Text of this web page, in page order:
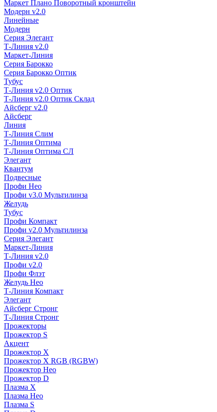
Маркет Плано Поворотный кронштейн
Модерн v2.0
Линейные
Модерн
Серия Элегант
Т-Линия v2.0
Маркет-Линия
Серия Барокко
Серия Барокко Оптик
Тубус
Т-Линия v2.0 Оптик
Т-Линия v2.0 Оптик Склад
Айсберг v2.0
Айсберг
Линия
Т-Линия Слим
Т-Линия Оптима
Т-Линия Оптима СЛ
Элегант
Квантум
Подвесные
Профи Нео
Профи v3.0 Мультилинза
Желудь
Тубус
Профи Компакт
Профи v2.0 Мультилинза
Серия Элегант
Маркет-Линия
Т-Линия v2.0
Профи v2.0
Профи Флэт
Желудь Нео
Т-Линия Компакт
Элегант
Айсберг Стронг
Т-Линия Стронг
Прожекторы
Прожектор S
Акцент
Прожектор X
Прожектор Х RGB (RGBW)
Прожектор Нео
Прожектор D
Плазма X
Плазма Нео
Плазма S